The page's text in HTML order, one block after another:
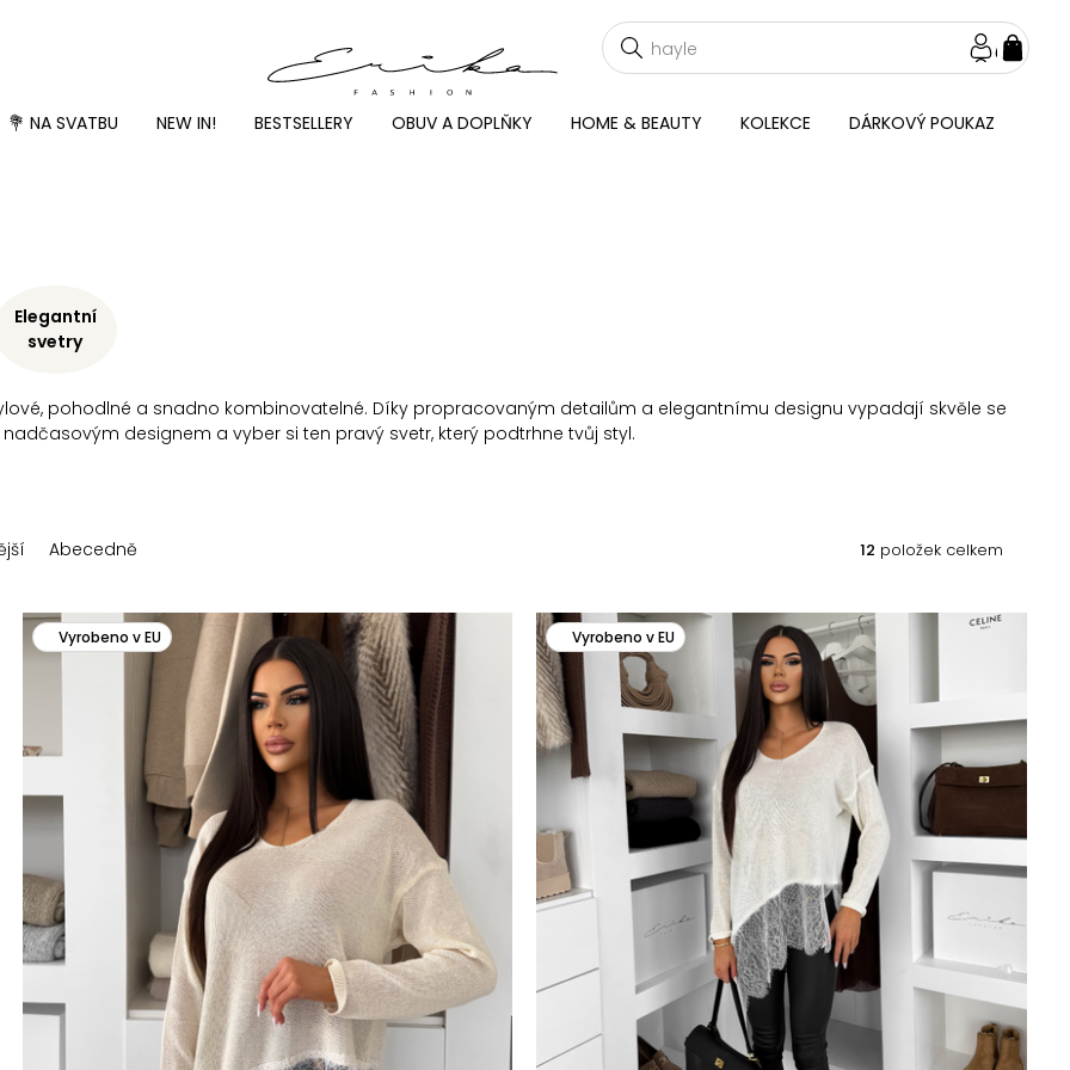
💐 NA SVATBU NEW IN! BESTSELLERY OBUV A DOPLŇKY HOME & BEAUTY KOLEKCE DÁRKOVÝ POUKAZ
pohodlné a snadno kombinovatelné. Díky propracovaným detailům a elegantnímu designu vypadají skvěle se
nadčasovým designem a vyber si ten pravý svetr, který podtrhne tvůj styl.
Elegantní
svetry
Abecedně 12 položek celkem
Vyrobeno v EU Vyrobeno v EU